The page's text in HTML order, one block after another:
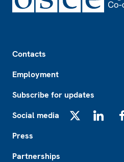
Contacts
Employment
Subscribe for updates
Social media
Press
Partnerships